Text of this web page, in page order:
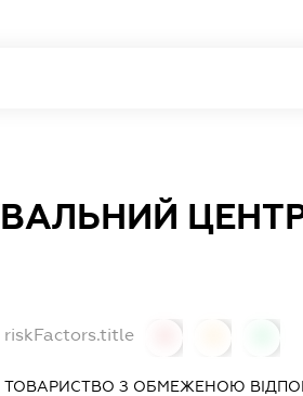
riskFactors.title
ТОВАРИСТВО З ОБМЕЖЕНОЮ